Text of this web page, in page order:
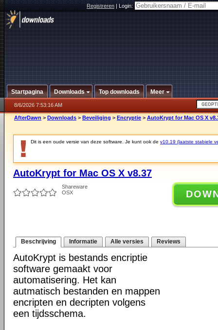
Registreren|Login:
Startpagina Downloads Top downloads Meer
8/6/2026 7:53:16 AM
AfterDawn > Downloads > Beveiliging > Encryptie > AutoKrypt for Mac OS X
Dit is een oude versie van deze software. Je kunt ook de v10.19 (laatste stabiele
AutoKrypt for Mac OS X v8.37
Shareware
OSX
Beschrijving Informatie Alle versies Reviews
AutoKrypt is bestands encriptie
software gemaakt voor
automatisering. Het kan
autmatisch bestanden en mappen
encripten en decripten volgens
een tijdsschema.